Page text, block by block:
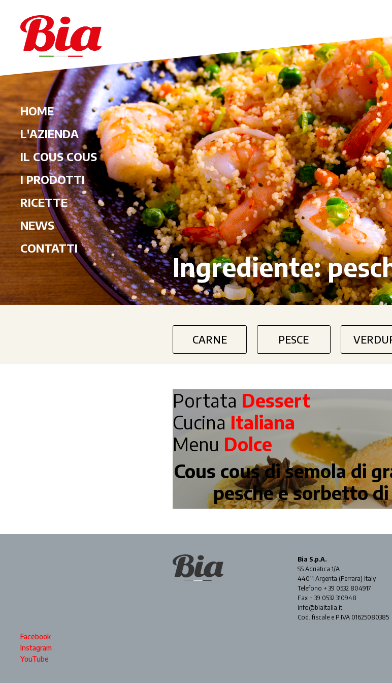
HOME
L'AZIENDA
IL COUS COUS
I PRODOTTI
RICETTE
NEWS
CONTATTI
Facebook
Instagram
YouTube
Ingrediente:
CARNE PESCE
Portata Dessert
Cucina Italiana
Menu Dolce
Cous cous di semola di
pesche e sorbetto
Bia S.p.A.
SS Adriatica 1/A
44011 Argenta (Ferrara) Italy
Telefono + 39 0532 804917
Fax + 39 0532 310948
info@biaitalia.it
Cod. fiscale e P.IVA 01625080385